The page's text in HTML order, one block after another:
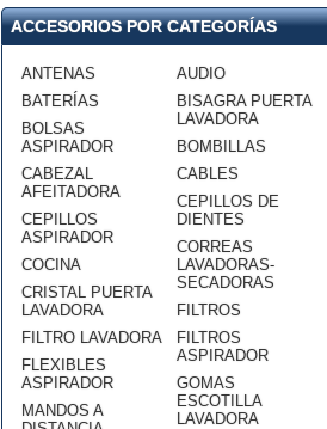
ACCESORIOS POR CATEGORÍAS
ANTENAS
BATERÍAS
BOLSAS
ASPIRADOR
CABEZAL
AFEITADORA
CEPILLOS
ASPIRADOR
COCINA
CRISTAL PUERTA
LAVADORA
FILTRO LAVADORA
FLEXIBLES
ASPIRADOR
MANDOS A
AUDIO
BISAGRA PUERTA
LAVADORA
BOMBILLAS
CABLES
CEPILLOS DE
DIENTES
CORREAS
LAVADORAS-
SECADORAS
FILTROS
FILTROS
ASPIRADOR
GOMAS
ESCOTILLA
LAVADORA